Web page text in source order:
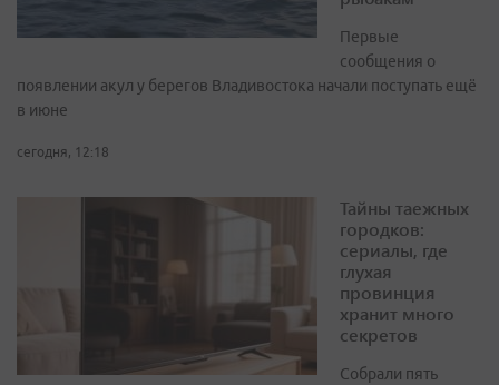
Первые
сообщения о
появлении акул у берегов Владивостока начали поступать ещё
в июне
сегодня, 12:18
Тайны таежных
городков:
сериалы, где
глухая
провинция
хранит много
секретов
Собрали пять